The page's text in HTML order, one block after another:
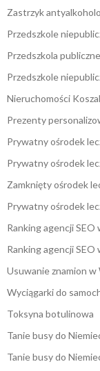
Zastrzyk
Przedszkole
Przedszkola
Przedszkole
Nieruchomości
Prezenty
Prywatny ośrodek
Prywatny ośrodek
Zamknięty ośrodek
Prywatny ośrodek
Ranking agencji SEO
Ranking agencji SEO
Usuwanie znamion w
Wyciągarki do
Toksyna botulinowa
Tanie busy do
Tanie busy do